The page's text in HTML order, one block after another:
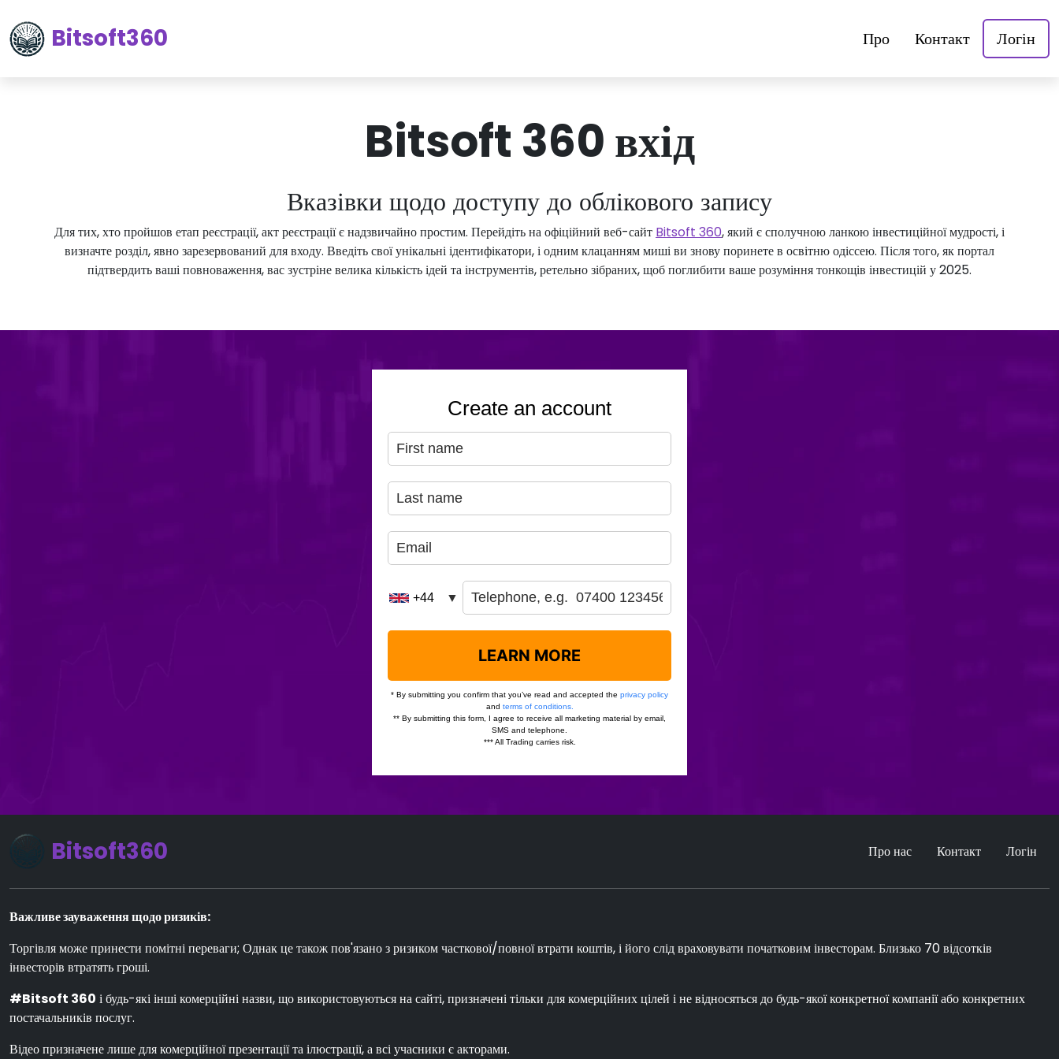
Bitsoft360 Про Контакт Логін
Bitsoft 360 вхід
Вказівки щодо доступу до облікового запису
Для тих, хто пройшов етап реєстрації, акт реєстрації є надзвичайно простим. Перейдіть на офіційний веб-сайт Bitsoft 360, який є сполучною ланкою інвестиційної мудрості, і
визначте розділ, явно зарезервований для входу. Введіть свої унікальні ідентифікатори, і одним клацанням миші ви знову поринете в освітню одіссею. Після того, як портал
підтвердить ваші повноваження, вас зустріне велика кількість ідей та інструментів, ретельно зібраних, щоб поглибити ваше розуміння тонкощів інвестицій у 2025.
Bitsoft360 Про нас Контакт Логін
Важливе зауваження щодо ризиків:
Торгівля може принести помітні переваги; Однак це також пов'язано з ризиком часткової/повної втрати коштів, і його слід враховувати початковим інвесторам. Близько 70 відсотків
інвесторів втратять гроші.
#Bitsoft 360 і будь-які інші комерційні назви, що використовуються на сайті, призначені тільки для комерційних цілей і не відносяться до будь-якої конкретної компанії або конкретних
постачальників послуг.
Відео призначене лише для комерційної презентації та ілюстрації, а всі учасники є акторами.